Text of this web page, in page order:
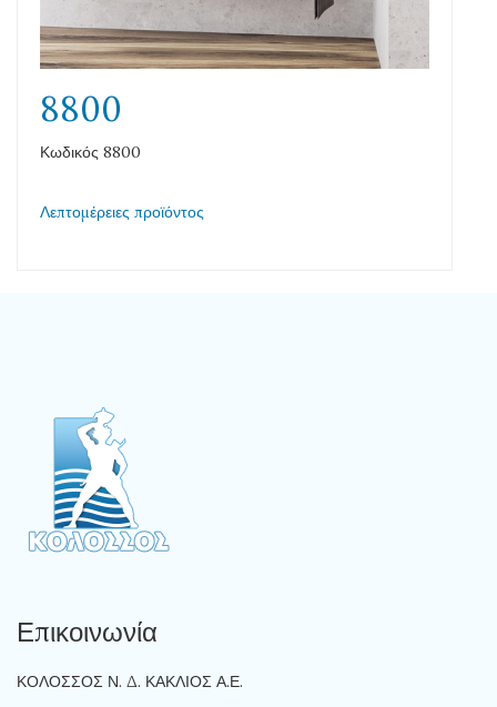
8800
Κωδικός 8800
Λεπτομέρειες προϊόντος
Επικοινωνία
ΚΟΛΟΣΣΟΣ Ν. Δ. ΚΑΚΛΙΟΣ Α.Ε.